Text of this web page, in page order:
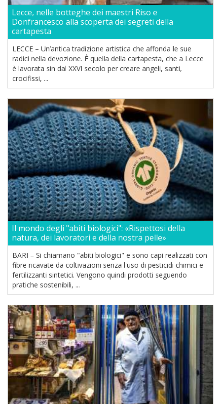
Lecce, nelle botteghe dei maestri Riso e
Donfrancesco alla scoperta dei segreti della
cartapesta
LECCE – Un’antica tradizione artistica che affonda le sue
radici nella devozione. È quella della cartapesta, che a Lecce
è lavorata sin dal XXVI secolo per creare angeli, santi,
crocifissi, ...
Il mondo degli "abiti biologici": «Rispettosi della
natura, dei lavoratori e della nostra pelle»
BARI – Si chiamano "abiti biologici" e sono capi realizzati con
fibre ricavate da coltivazioni senza l'uso di pesticidi chimici e
fertilizzanti sintetici. Vengono quindi prodotti seguendo
pratiche sostenibili, ...